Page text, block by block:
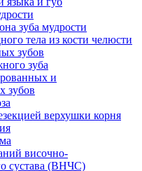
зуба мудрости
тела из кости челюсти
зубов
зуба
и
зубов
верхушки корня
височно-
сустава (ВНЧС)